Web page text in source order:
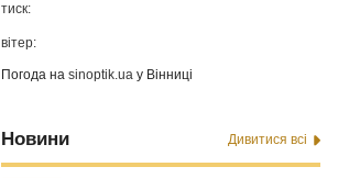
тиск:
вітер:
Погода наsinoptik.ua у Вінниці
Новини Дивитися всі